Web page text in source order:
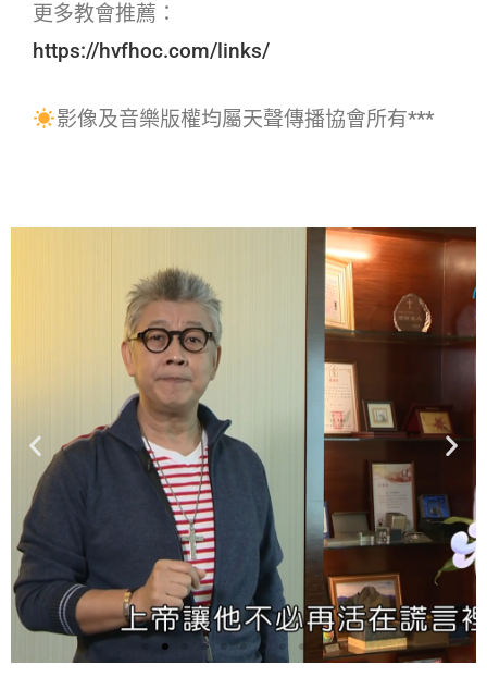
更多教會推薦：
https://hvfhoc.com/links/
影像及音樂版權均屬天聲傳播協會所有***